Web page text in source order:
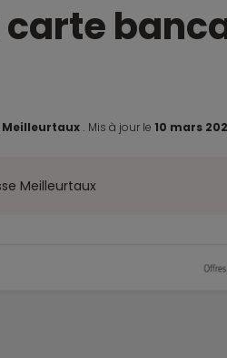
carte
. Mis à jour le 10 mars
Meilleurtaux